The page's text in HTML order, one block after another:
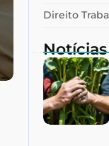
Direito